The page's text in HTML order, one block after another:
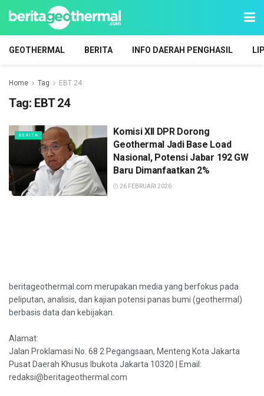
GEOTHERMAL BERITA INFO DAERAH PENGHASIL
Home Tag EBT 24
Tag: EBT 24
BERITA
Komisi XII DPR Dorong
Geothermal Jadi Base Load
Nasional, Potensi Jabar 192 GW
Baru Dimanfaatkan 2%
26 FEBRUARI 2026
beritageothermal.com merupakan media yang berfokus pada
peliputan, analisis, dan kajian potensi panas bumi (geothermal)
berbasis data dan kebijakan.
Alamat:
Jalan Proklamasi No. 68 2 Pegangsaan, Menteng Kota Jakarta
Pusat Daerah Khusus Ibukota Jakarta 10320 | Email:
redaksi@beritageothermal.com